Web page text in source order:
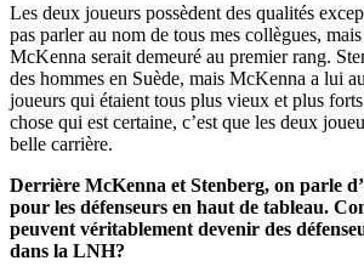
Les deux joueurs possèdent des qualités
pas parler au nom de tous mes collègues,
McKenna serait demeuré au premier rang.
des hommes en Suède, mais McKenna a lui
joueurs qui étaient tous plus vieux et plus
chose qui est certaine, c’est que les deux
belle carrière.
Derrière McKenna et Stenberg, on parle
pour les défenseurs en haut de tableau.
peuvent véritablement devenir des
dans la LNH?